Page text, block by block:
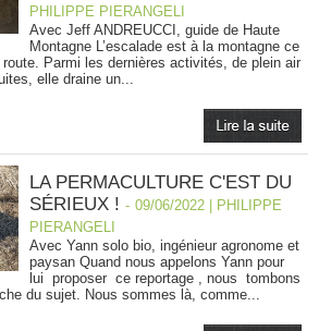
PHILIPPE PIERANGELI
Avec Jeff ANDREUCCI, guide de Haute
Montagne L’escalade est à la montagne ce
Parmi les dernières activités, de plein air
elle draine un...
LA PERMACULTURE C'EST DU
SÉRIEUX ! - 09/06/2022 | PHILIPPE
PIERANGELI
Avec Yann solo bio, ingénieur agronome et
paysan Quand nous appelons Yann pour
lui proposer ce reportage , nous tombons
du sujet. Nous sommes là, comme...